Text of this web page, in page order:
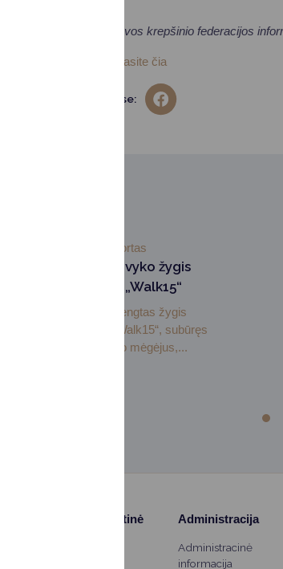
Parengta pagal Lietuvos krepšinio federacijos
Daugiau nuotraukų rasite čia
Dalintis soc. tinkluose:
Sportas
Druskininkuose įvyko žygis
„UžmESk akį“ su „Walk15“
Druskininkuose surengtas žygis
„UžmESk akį“ su „Walk15“, subūręs
aktyvaus laisvalaikio mėgėjus,...
Struktūra ir kontaktinė
Administracija
Administracinė
informacija